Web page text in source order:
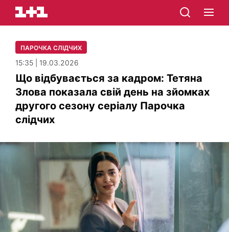
ПАРОЧКА СЛІДЧИХ
15:35 | 19.03.2026
Що відбувається за кадром: Тетяна
Злова показала свій день на зйомках
другого сезону серіалу Парочка
слідчих